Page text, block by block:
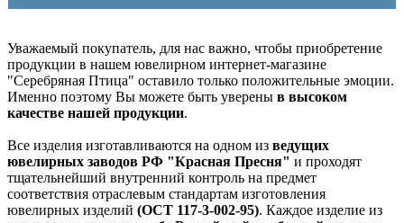
Уважаемый покупатель, для нас важно, чтобы приобретение
продукции в нашем ювелирном интернет-магазине
"Серебряная Птица" оставило только положительные эмоции.
Именно поэтому Вы можете быть уверены в высоком
качестве нашей продукции.
Все изделия изготавливаются на одном из ведущих
ювелирных заводов РФ "Красная Пресня" и проходят
тщательнейший внутренний контроль на предмет
соответствия отраслевым стандартам изготовления
ювелирных изделий (ОСТ 117-3-002-95). Каждое изделие из